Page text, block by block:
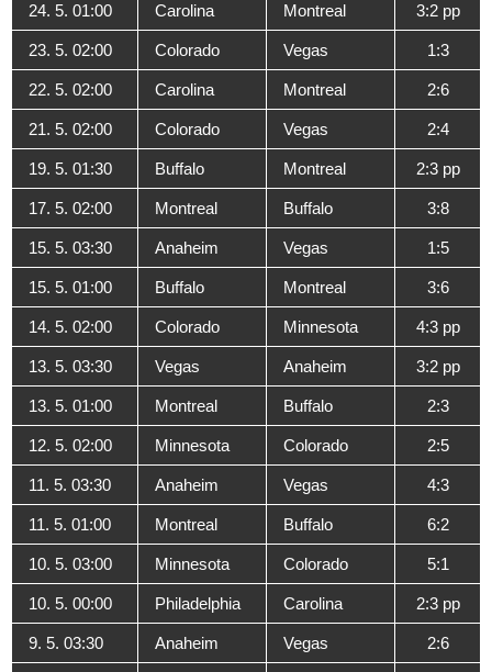
24. 5. 01:00 Carolina Montreal 3:2 pp
23. 5. 02:00 Colorado Vegas 1:3
22. 5. 02:00 Carolina Montreal 2:6
21. 5. 02:00 Colorado Vegas 2:4
19. 5. 01:30 Buffalo Montreal 2:3 pp
17. 5. 02:00 Montreal Buffalo 3:8
15. 5. 03:30 Anaheim Vegas 1:5
15. 5. 01:00 Buffalo Montreal 3:6
14. 5. 02:00 Colorado Minnesota 4:3 pp
13. 5. 03:30 Vegas Anaheim 3:2 pp
13. 5. 01:00 Montreal Buffalo 2:3
12. 5. 02:00 Minnesota Colorado 2:5
11. 5. 03:30 Anaheim Vegas 4:3
11. 5. 01:00 Montreal Buffalo 6:2
10. 5. 03:00 Minnesota Colorado 5:1
10. 5. 00:00 Philadelphia Carolina 2:3 pp
9. 5. 03:30 Anaheim Vegas 2:6